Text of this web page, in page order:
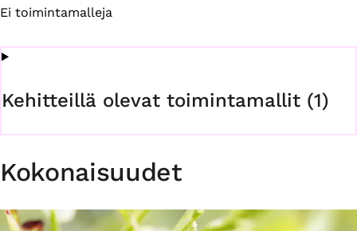
Ei toimintamalleja
Kehitteillä olevat toimintamallit (1)
Kokonaisuudet